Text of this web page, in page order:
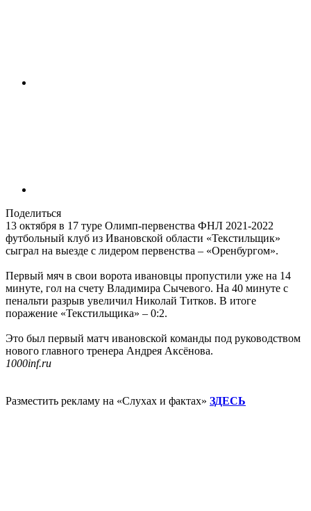
Поделиться
13 октября в 17 туре Олимп-первенства ФНЛ 2021-2022
футбольный клуб из Ивановской области «Текстильщик»
сыграл на выезде с лидером первенства – «Оренбургом».
Первый мяч в свои ворота ивановцы пропустили уже на 14
минуте, гол на счету Владимира Сычевого. На 40 минуте с
пенальти разрыв увеличил Николай Титков. В итоге
поражение «Текстильщика» – 0:2.
Это был первый матч ивановской команды под руководством
нового главного тренера Андрея Аксёнова.
1000inf.ru
Разместить рекламу на «Слухах и фактах» ЗДЕСЬ